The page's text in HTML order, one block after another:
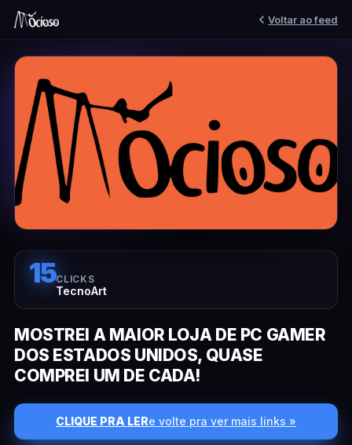
Voltar ao feed
15CLICKS
TecnoArt
MOSTREI A MAIOR LOJA DE PC GAMER
DOS ESTADOS UNIDOS, QUASE
COMPREI UM DE CADA!
CLIQUE PRA LERe volte pra ver mais links »